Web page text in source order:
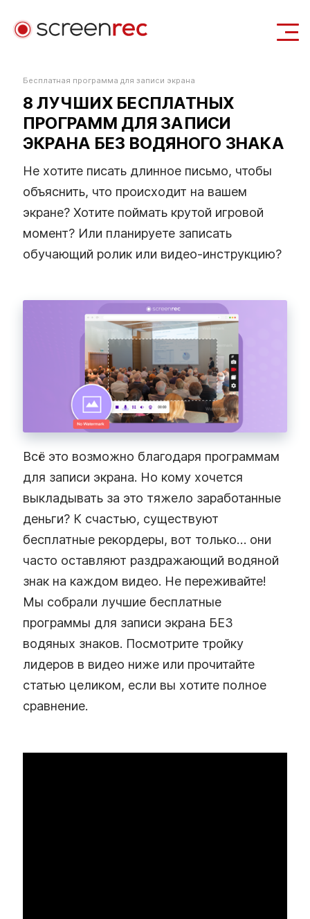
Войти Скачать Бесплатно
Бесплатная программа для записи экрана
8 ЛУЧШИХ БЕСПЛАТНЫХ
ПРОГРАММ ДЛЯ ЗАПИСИ
ЭКРАНА БЕЗ ВОДЯНОГО ЗНАКА
Не хотите писать длинное письмо, чтобы
объяснить, что происходит на вашем
экране? Хотите поймать крутой игровой
момент? Или планируете записать
обучающий ролик или видео‑инструкцию?
Всё это возможно благодаря программам
для записи экрана. Но кому хочется
выкладывать за это тяжело заработанные
деньги? К счастью, существуют
бесплатные рекордеры, вот только… они
часто оставляют раздражающий водяной
знак на каждом видео. Не переживайте!
Мы собрали лучшие бесплатные
программы для записи экрана БЕЗ
водяных знаков. Посмотрите тройку
лидеров в видео ниже или прочитайте
статью целиком, если вы хотите полное
сравнение.